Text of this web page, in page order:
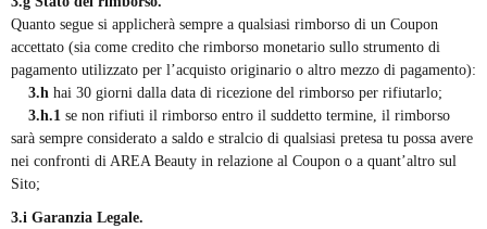
Quanto segue si applicherà sempre a qualsiasi rimborso di un Coupon
accettato (sia come credito che rimborso monetario sullo strumento di
pagamento utilizzato per l’acquisto originario o altro mezzo di pagamento):
3.h hai 30 giorni dalla data di ricezione del rimborso per rifiutarlo;
3.h.1 se non rifiuti il rimborso entro il suddetto termine, il rimborso
sarà sempre considerato a saldo e stralcio di qualsiasi pretesa tu possa avere
nei confronti di AREA Beauty in relazione al Coupon o a quant’altro sul
Sito;
3.i Garanzia Legale.